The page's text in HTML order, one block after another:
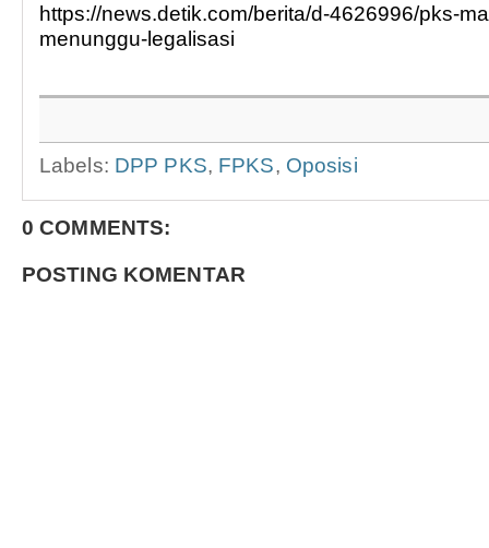
https://news.detik.com/berita/d-4626996/pks-
menunggu-legalisasi
Labels: DPP PKS, FPKS, Oposisi
0 COMMENTS:
POSTING KOMENTAR